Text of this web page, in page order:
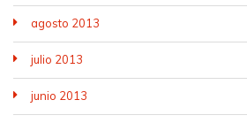
agosto 2013
julio 2013
junio 2013